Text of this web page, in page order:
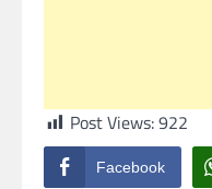
Post Views:922
Facebook